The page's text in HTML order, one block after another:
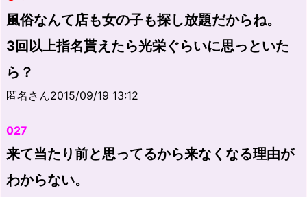
風俗なんて店も女の子も探し放題だからね。
3回以上指名貰えたら光栄ぐらいに思っといた
ら？
匿名さん2015/09/19 13:12
027
来て当たり前と思ってるから来なくなる理由が
わからない。